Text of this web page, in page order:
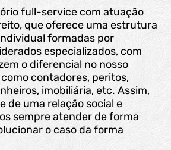
full-service com atuação
que oferece uma estrutura
formadas por
especializados, com
o diferencial no nosso
contadores, peritos,
imobiliária, etc. Assim,
de uma relação social e
sempre atender de forma
o caso da forma